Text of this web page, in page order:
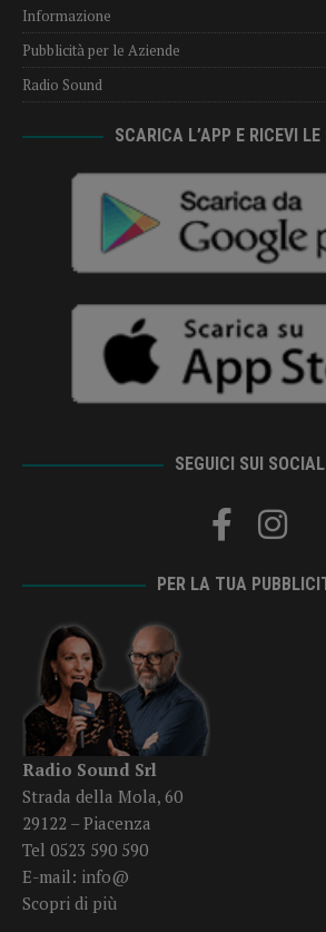
Informazione
Pubblicità per le Aziende
Radio Sound
SCARICA L’APP E RICEVI
SEGUICI SUI SOCIAL
PER LA TUA
Radio Sound Srl
Strada della Mola, 60
29122 – Piacenza
Tel 0523 590 590
E-mail: info@
Scopri di più